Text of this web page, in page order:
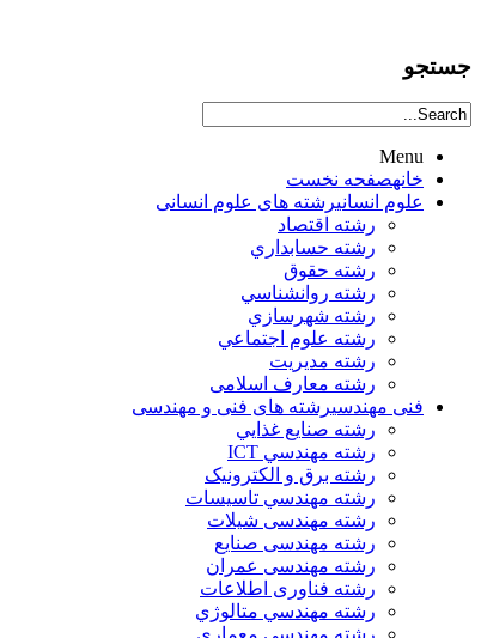
جستجو
Menu
خانهصفحه نخست
علوم انسانيرشته های علوم انسانی
رشته اقتصاد
رشته حسابداري
رشته حقوق
رشته روانشناسي
رشته شهرسازي
رشته علوم اجتماعي
رشته مديريت
رشته معارف اسلامی
فنی مهندسیرشته های فنی و مهندسی
رشته صنايع غذايي
رشته مهندسي ICT
رشته برق و الکترونيک
رشته مهندسي تاسيسات
رشته مهندسی شیلات
رشته مهندسی صنایع
رشته مهندسی عمران
رشته فناوری اطلاعات
رشته مهندسي متالوژي